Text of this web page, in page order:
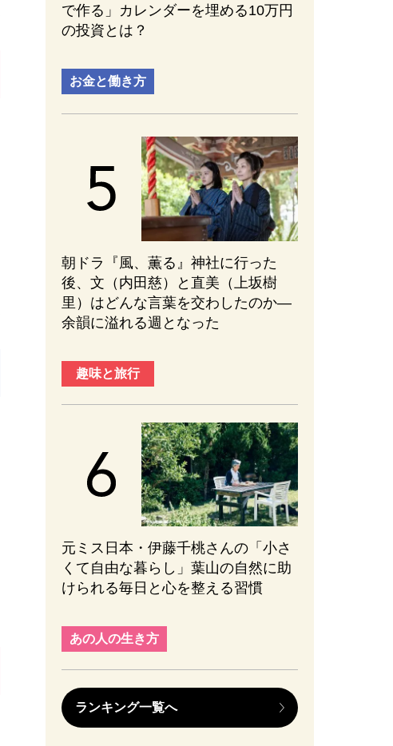
で作る」カレンダーを埋める10万円
の投資とは？
お金と働き方
朝ドラ『風、薫る』神社に行った
後、文（内田慈）と直美（上坂樹
里）はどんな言葉を交わしたのか—
余韻に溢れる週となった
趣味と旅行
元ミス日本・伊藤千桃さんの「小さ
くて自由な暮らし」葉山の自然に助
けられる毎日と心を整える習慣
あの人の生き方
ランキング一覧へ